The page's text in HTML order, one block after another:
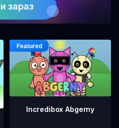
зараз
Incredibox Abgerny